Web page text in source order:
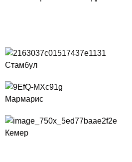
Стамбул
Мармарис
Кемер